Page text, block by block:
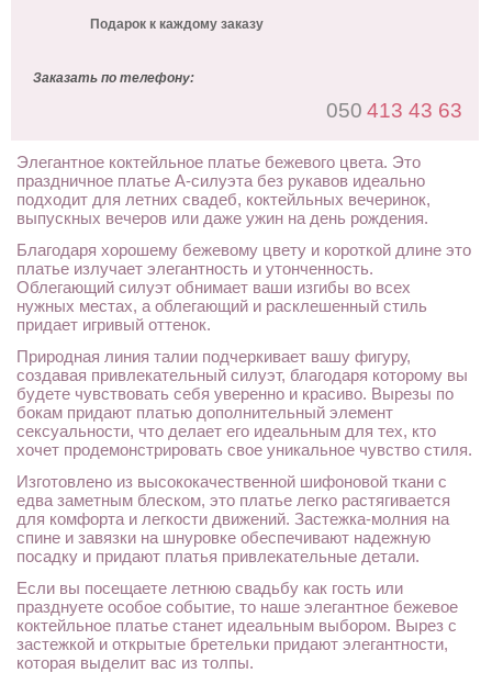
Подарок к каждому заказу
Заказать по телефону:
050 413 43 63
Элегантное коктейльное платье бежевого цвета. Это
праздничное платье А-силуэта без рукавов идеально
подходит для летних свадеб, коктейльных вечеринок,
выпускных вечеров или даже ужин на день рождения.
Благодаря хорошему бежевому цвету и короткой длине это
платье излучает элегантность и утонченность.
Облегающий силуэт обнимает ваши изгибы во всех
нужных местах, а облегающий и расклешенный стиль
придает игривый оттенок.
Природная линия талии подчеркивает вашу фигуру,
создавая привлекательный силуэт, благодаря которому вы
будете чувствовать себя уверенно и красиво. Вырезы по
бокам придают платью дополнительный элемент
сексуальности, что делает его идеальным для тех, кто
хочет продемонстрировать свое уникальное чувство стиля.
Изготовлено из высококачественной шифоновой ткани с
едва заметным блеском, это платье легко растягивается
для комфорта и легкости движений. Застежка-молния на
спине и завязки на шнуровке обеспечивают надежную
посадку и придают платья привлекательные детали.
Если вы посещаете летнюю свадьбу как гость или
празднуете особое событие, то наше элегантное бежевое
коктейльное платье станет идеальным выбором. Вырез с
застежкой и открытые бретельки придают элегантности,
которая выделит вас из толпы.